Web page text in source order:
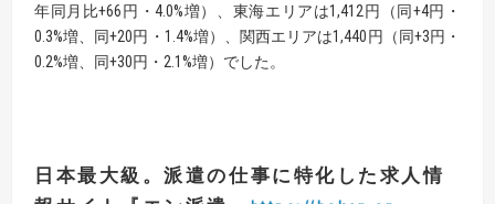
年同月比+66円・4.0%増）、東海エリアは1,412円（同+4円・
0.3%増、同+20円・1.4%増）、関西エリアは1,440円（同+3円・
0.2%増、同+30円・2.1%増）でした。
日本最大級。派遣の仕事に特化した求人情